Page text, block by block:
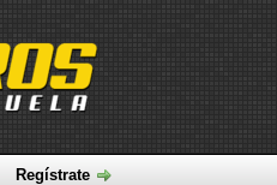
Regístrate